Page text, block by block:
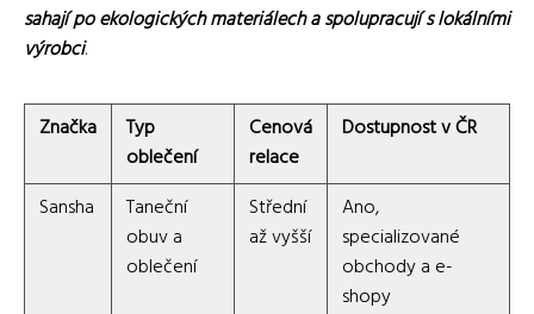
sahají po ekologických materiálech a spolupracují s lokálními
výrobci.
Značka
Typ
oblečení
Cenová
relace
Dostupnost v ČR
Sansha
Taneční
obuv a
oblečení
Střední
až vyšší
Ano,
specializované
obchody a e-
shopy